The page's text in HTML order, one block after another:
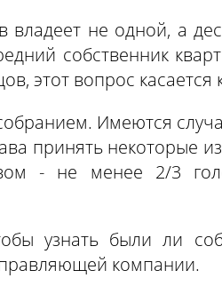
не одной, а
собственник
этот вопрос касается
Имеются
принять некоторые
- не менее 2/3
узнать были ли
компании.